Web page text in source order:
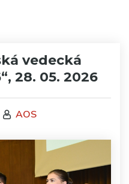
vedecká
28. 05. 2026
AOS